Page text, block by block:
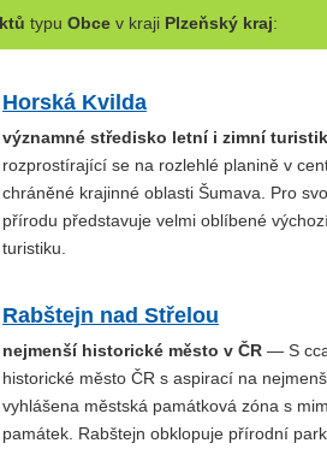
typu Obcev kraji Plzeňský kraj:
Horská Kvilda
významné středisko letní i zimní
rozprostírající se na rozlehlé planině v
chráněné krajinné oblasti Šumava. Pro
přírodu představuje velmi oblíbené
turistiku.
Rabštejn nad Střelou
nejmenší historické město v ČR — S
historické město ČR s aspirací na
vyhlášena městská památková zóna s
památek. Rabštejn obklopuje přírodní